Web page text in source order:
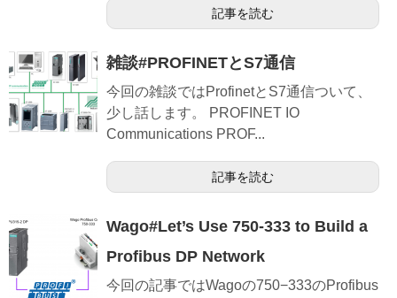
記事を読む
雑談#PROFINETとS7通信
今回の雑談ではProfinetとS7通信ついて、
少し話します。 PROFINET IO
Communications PROF...
記事を読む
Wago#Let’s Use 750-333 to Build a
Profibus DP Network
今回の記事ではWagoの750−333のProfibus